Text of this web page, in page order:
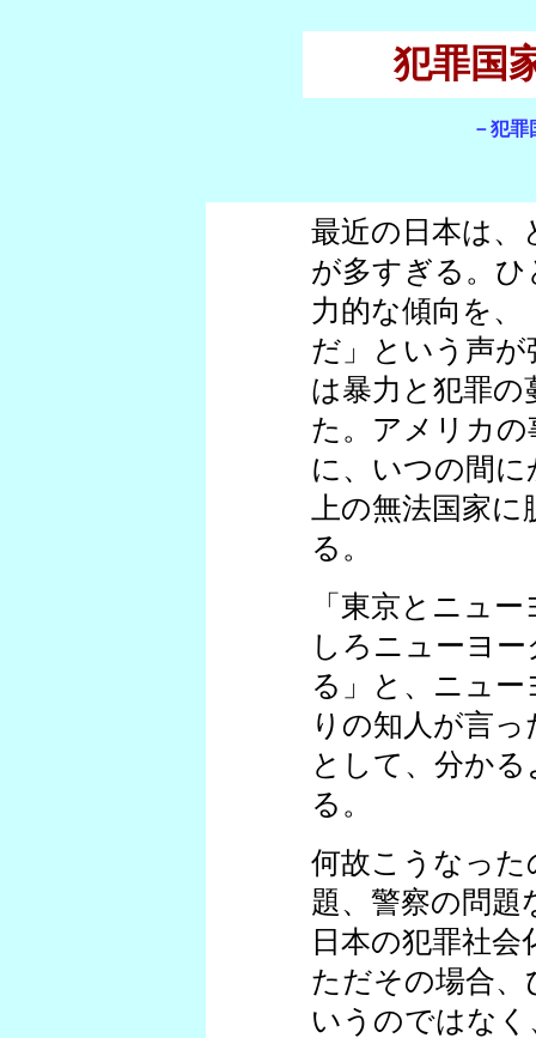
犯罪国
－犯
最近の日本は、
が多すぎる。
力的な傾向を、
だ」という声
は暴力と犯罪
た。アメリカ
に、いつの間
上の無法国家
る。
「東京とニュ
しろニューヨ
る」と、ニュ
りの知人が言
として、分か
る。
何故こうなった
題、警察の問題
日本の犯罪社
ただその場合
いうのではなく